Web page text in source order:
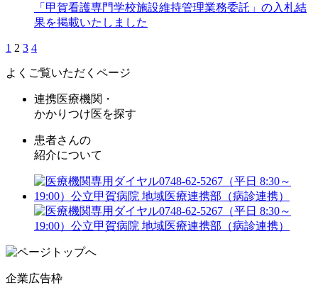
「甲賀看護専門学校施設維持管理業務委託」の入札結
果を掲載いたしました
1 2 3 4
よくご覧いただくページ
連携医療機関・
かかりつけ医を探す
患者さんの
紹介について
企業広告枠